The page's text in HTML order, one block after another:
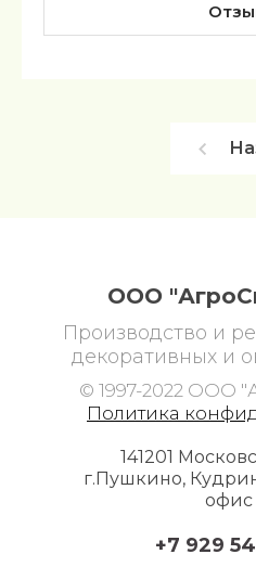
ООО
Производство и
декоративных и
© 1997-2022 ООО
Политика
141201
г.Пушкино,
офис
+7 929